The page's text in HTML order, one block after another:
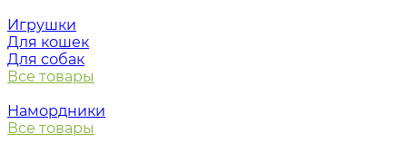
Игрушки
Для кошек
Для собак
Все товары
Намордники
Все товары